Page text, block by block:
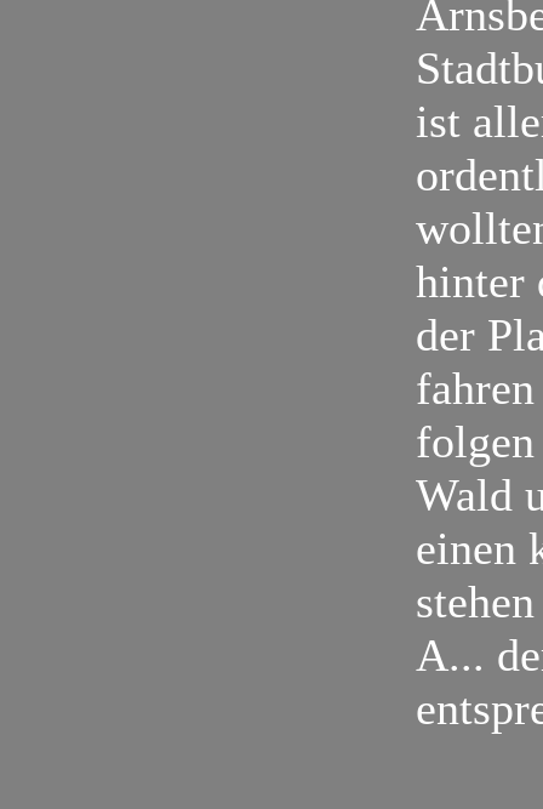
ist
hinter
der
Wald
einen
A...